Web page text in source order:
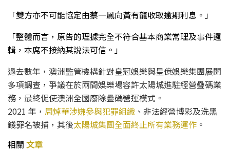
「雙方亦不可能協定由蔡一鳳向黃有龍收取逾期利息。」
「整體而言，原告的理據完全不符合基本商業常理及事件邏
輯，本席不接納其說法可信。」
過去數年，澳洲監管機構針對皇冠娛樂與星億娛樂集團展開
多項調查，爭議在於兩間娛樂場容許太陽城進駐經營疊碼業
務，最終促使澳洲全國廢除疊碼營運模式。
2021 年， 周焯華涉嫌參與犯罪組織 、非法經營博彩及洗黑
錢罪名被捕，其後太陽城集團全面終止所有業務運作 。
相關 文章